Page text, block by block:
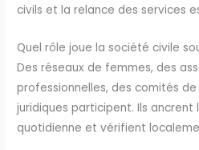
civils et la relance des services
Quel rôle joue la société civile
Des réseaux de femmes, des
professionnelles, des comités
juridiques participent. Ils ancrent
quotidienne et vérifient